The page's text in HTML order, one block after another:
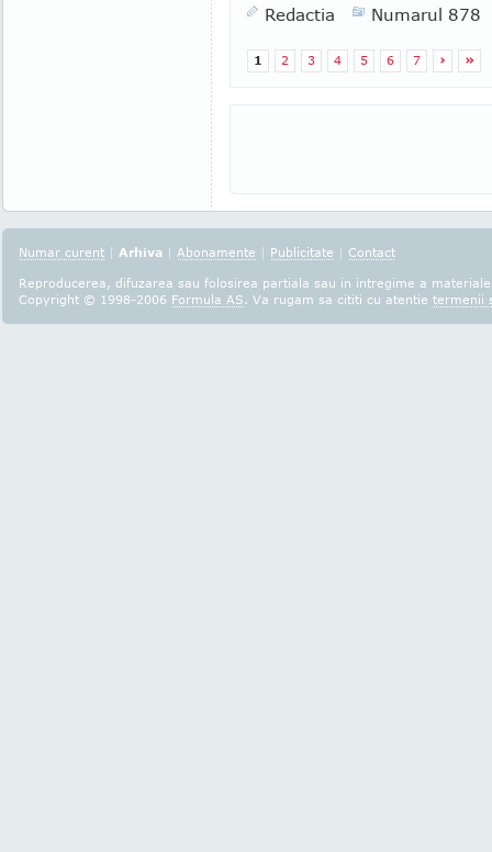
Redactia
Numarul 878
1 2 3 4 5 6 7 › »
Numar curent | Arhiva | Abonamente | Publicitate | Contact
Reproducerea, difuzarea sau folosirea partiala sau in intregime a
Copyright © 1998-2006 Formula AS. Va rugam sa cititi cu atentie termenii